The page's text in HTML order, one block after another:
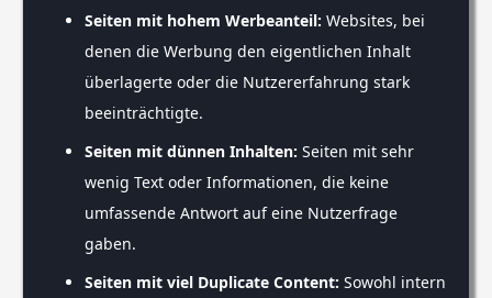
Seiten mit hohem Werbeanteil: Websites, bei
denen die Werbung den eigentlichen Inhalt
überlagerte oder die Nutzererfahrung stark
beeinträchtigte.
Seiten mit dünnen Inhalten: Seiten mit sehr
wenig Text oder Informationen, die keine
umfassende Antwort auf eine Nutzerfrage
gaben.
Seiten mit viel Duplicate Content: Sowohl intern